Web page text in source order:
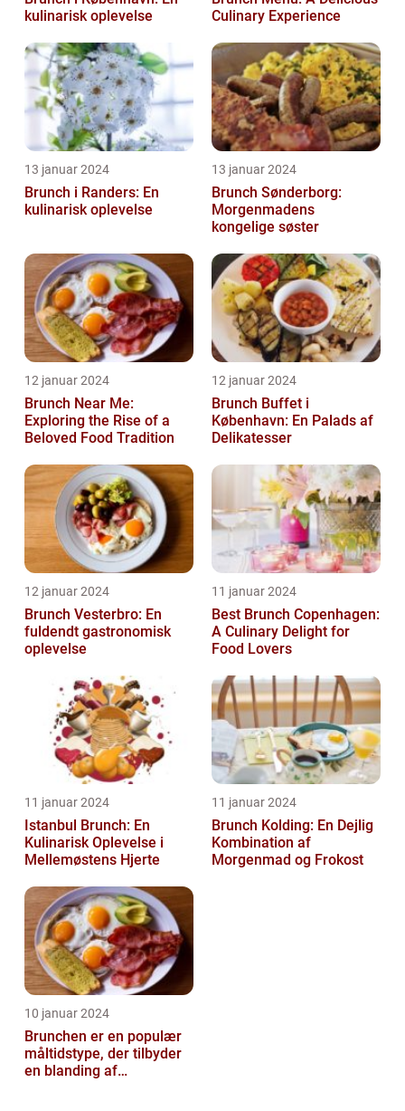
kulinarisk oplevelse
Culinary Experience
13 januar 2024
Brunch i Randers: En
kulinarisk oplevelse
13 januar 2024
Brunch Sønderborg:
Morgenmadens
kongelige søster
12 januar 2024
Brunch Near Me:
Exploring the Rise of a
Beloved Food Tradition
12 januar 2024
Brunch Buffet i
København: En Palads af
Delikatesser
12 januar 2024
Brunch Vesterbro: En
fuldendt gastronomisk
oplevelse
11 januar 2024
Best Brunch Copenhagen:
A Culinary Delight for
Food Lovers
11 januar 2024
Istanbul Brunch: En
Kulinarisk Oplevelse i
Mellemøstens Hjerte
11 januar 2024
Brunch Kolding: En Dejlig
Kombination af
Morgenmad og Frokost
10 januar 2024
Brunchen er en populær
måltidstype, der tilbyder
en blanding af